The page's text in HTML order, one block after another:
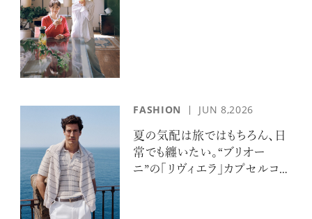
FASHION JUN 8,2026
夏の気配は旅ではもちろん、日
常でも纏いたい。“ブリオー
ニ”の「リヴィエラ」カプセルコレ